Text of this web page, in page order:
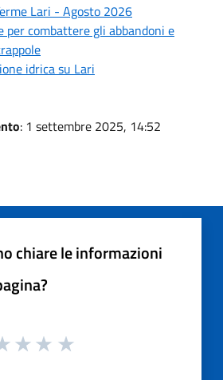
Lari - Agosto 2026
per combattere gli abbandoni e
idrica su Lari
: 1 settembre 2025, 14:52
chiare le informazioni